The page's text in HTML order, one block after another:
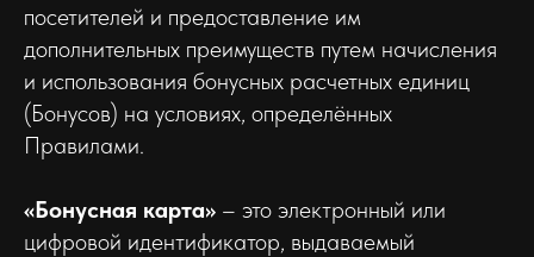
посетителей и предоставление им
дополнительных преимуществ путем начисления
и использования бонусных расчетных единиц
(Бонусов) на условиях, определённых
Правилами.
«Бонусная карта» – это электронный или
цифровой идентификатор, выдаваемый